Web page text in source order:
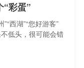
彩蛋”
西湖”“您好游客”
低头，很可能会错